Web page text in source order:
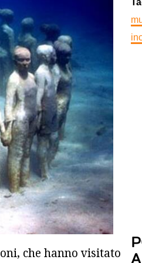
che hanno visitato